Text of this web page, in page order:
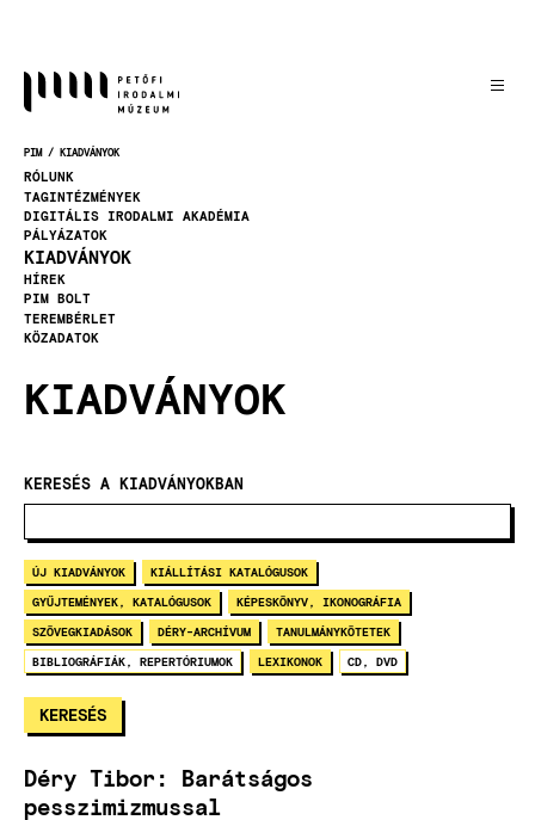
MORZSA
PIM KIADVÁNYOK
RÓLUNK
TAGINTÉZMÉNYEK
DIGITÁLIS IRODALMI AKADÉMIA
PÁLYÁZATOK
KIADVÁNYOK
HÍREK
PIM BOLT
TEREMBÉRLET
KÖZADATOK
KIADVÁNYOK
KERESÉS A KIADVÁNYOKBAN
ÚJ KIADVÁNYOK KIÁLLÍTÁSI KATALÓGUSOK
GYŰJTEMÉNYEK, KATALÓGUSOK KÉPESKÖNYV, IKONOGRÁFIA
SZÖVEGKIADÁSOK DÉRY-ARCHÍVUM TANULMÁNYKÖTETEK
BIBLIOGRÁFIÁK, REPERTÓRIUMOK LEXIKONOK CD, DVD
Déry Tibor: Barátságos
pesszimizmussal